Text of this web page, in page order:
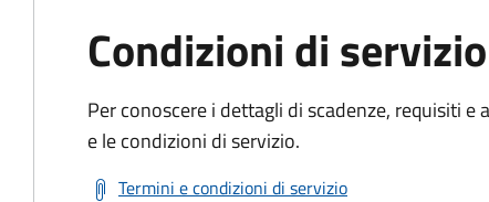
Condizioni di servizio
Per conoscere i dettagli di scadenze, requisiti
e le condizioni di servizio.
Termini e condizioni di servizio